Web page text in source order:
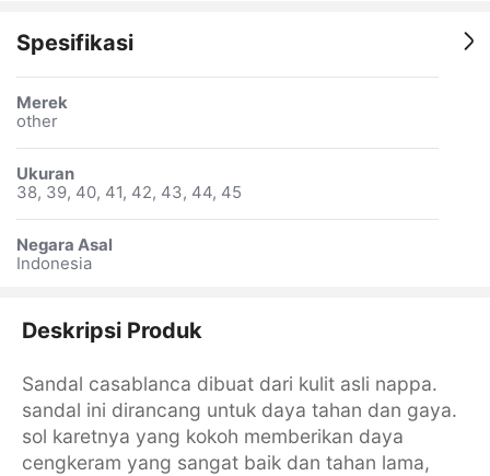
Spesifikasi
Merek
other
Ukuran
38, 39, 40, 41, 42, 43, 44, 45
Negara Asal
Indonesia
Deskripsi Produk
Sandal casablanca dibuat dari kulit asli nappa.
sandal ini dirancang untuk daya tahan dan gaya.
sol karetnya yang kokoh memberikan daya
cengkeram yang sangat baik dan tahan lama,